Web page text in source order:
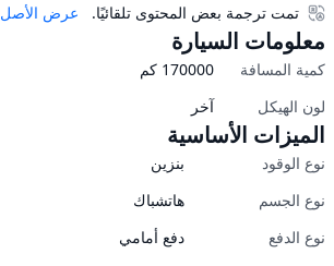
عرض الأصل
تمت ترجمة بعض المحتوى تلقائيًا.
معلومات السيارة
كمية المسافة 170000 كم
لون الهيكل
آخر
الميزات الأساسية
نوع الوقود
بنزين
نوع الجسم
هاتشباك
نوع الدفع
دفع أمامي